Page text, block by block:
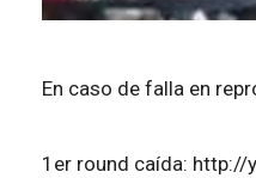
En caso de falla en
1er round caída: http://